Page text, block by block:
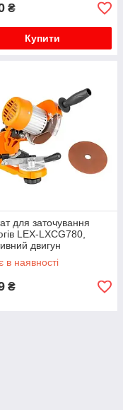
₴
Купити
для заточування
LEX-LXCG780,
двигун
в наявності
₴